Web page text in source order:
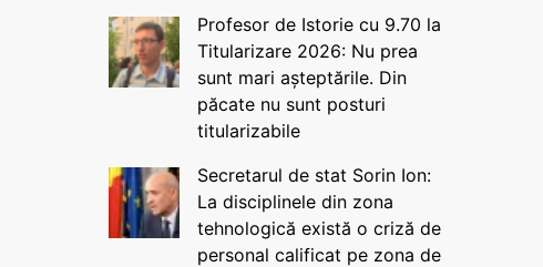
Profesor de Istorie cu 9.70 la
Titularizare 2026: Nu prea
sunt mari așteptările. Din
păcate nu sunt posturi
titularizabile
Secretarul de stat Sorin Ion:
La disciplinele din zona
tehnologică există o criză de
personal calificat pe zona de